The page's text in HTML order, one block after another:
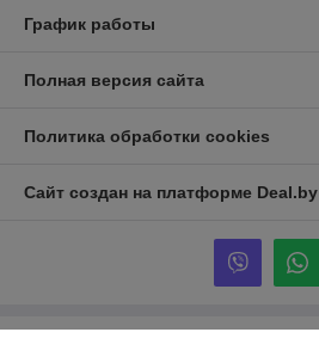
График работы
Полная версия сайта
Политика обработки cookies
Сайт создан на платформе Deal.by